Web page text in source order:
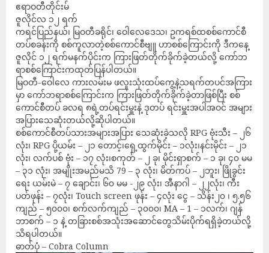
ဧရာဝတီတိုင်းမ်
ဇူလိုင်လ ၁၂ ရက်
ကရင်ပြည်နယ်၊ မြဝတီခရိုင်၊ ဝေါလေဒေသ၊ ဥကရစ်ထစစ်ကောင်စီ
တပ်စခန်းကို စစ်ကူလာတဲ့စစ်ကောင်စီဗျူ ဟာစစ်ကြောင်းကို ဒီကနေ့
ဇူလိုင် ၁၂ ရက်မနက်ပိုင်းက ကြားဖြတ်တိုက်ခိုက်ခဲ့တယ်လို့ ကော်ဘ
ရာစစ်ကြောင်းကထုတ်ပြန်ပါတယ်။
မြဝတီ-ဝေါလေ ကားလမ်းမ ဖလူးသုံးထပ်ကွေ့နဲ့သရက်တပင်အကြား
မှာ ကော်ဘရာစစ်ကြောင်းက ကြားဖြတ်တိုက်ခိုက်ခဲ့တာဖြစ်ပြီး စစ်
ကောင်စီတပ် ခလရ ၈ရဲ့တပ်ရင်းမှူးနဲ့ ဒုတပ် ရင်းမှူးအပါအဝင် အများ
အပြားသေဆုံးတယ်လို့ဆိုပါတယ်။
စစ်ကောင်စီတပ်သားအများအပြား သေဆုံးခဲ့သလို RPG ဗုံးသီး – ၂၆
လုံး၊ RPG ပို့ယမ်း – ၂၁ တောင့်၊ရှေ့ထွက်မိုင်း – ၁လုံး၊နင်းမိုင်း – ၂၁
လုံး၊ လက်ပစ် ဗုံး – ၁၇ လုံး၊စကုတ် – ၂ ခု၊ မိုင်းရှာစက် – ၁ ခု၊ ၄၀ မမ
– ၃၁ လုံး၊ အမျိုးအမည်မသိ 79 – ၃ လုံး၊ မိတ်ကပ် – ၂ဘူး၊ ဖြိုခွင်း
ရေး ယမ်းမဲ – ၇ ချောင်း၊ ၆၀ မမ -၂၉ လုံး၊ အီနာဂါ – ၂၂လုံး၊ ကီး
ပတ်ဖုန်း – ၇လုံး၊ Touch screen ဖုန်း – ၄လုံး ငွေ – သိန်း၂၀ ၊ ၅.၅၆
ကျည် – ၅၀၀၀၊ စက်လက်ကျည် – ၃၀၀၀၊ MA – 1 – ၁လက်၊ ဂျန်
ဘာစက် – ၁ နဲ့ တခြားစစ်အသုံးအဆောင်တွေသိမ်းပိုက်ရရှိခဲ့တယ်လို့
သိရပါတယ်။
ဓာတ်ပုံ – Cobra Column